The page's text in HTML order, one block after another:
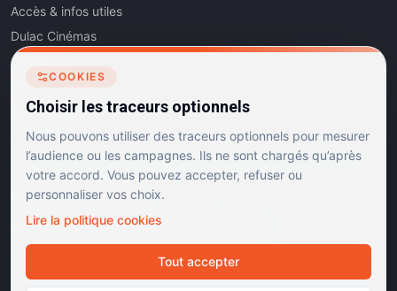
Accès & infos utiles
Dulac Cinémas
Cinéma5
Les Dits de l'Art
Contact
RÉSEAUX SOCIAUX
Instagram Facebook Linkedin
COOKIES
Choisir les traceurs optionnels
Nous pouvons utiliser des traceurs optionnels pour mesurer
l’audience ou les campagnes. Ils ne sont chargés qu’après
votre accord. Vous pouvez accepter, refuser ou
personnaliser vos choix.
Lire la politique cookies
Tout accepter